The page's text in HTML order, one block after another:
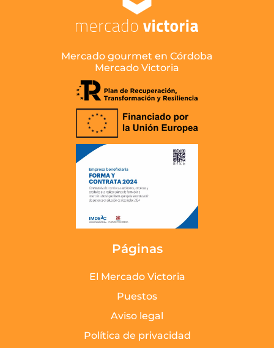
Mercado gourmet en Córdoba
Mercado Victoria
Páginas
El Mercado Victoria
Puestos
Aviso legal
Política de privacidad